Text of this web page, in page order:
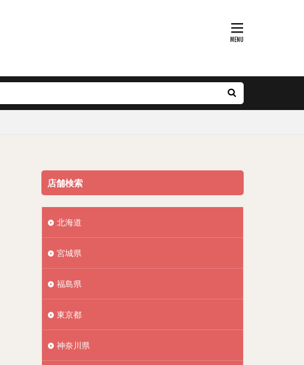
店舗検索
北海道
宮城県
福島県
東京都
神奈川県